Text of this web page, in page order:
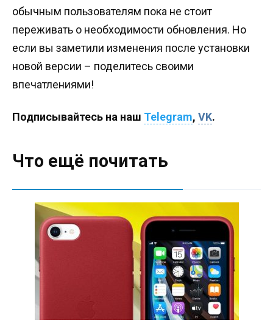
обычным пользователям пока не стоит
переживать о необходимости обновления. Но
если вы заметили изменения после установки
новой версии – поделитесь своими
впечатлениями!
Подписывайтесь на наш Telegram, VK.
Что ещё почитать